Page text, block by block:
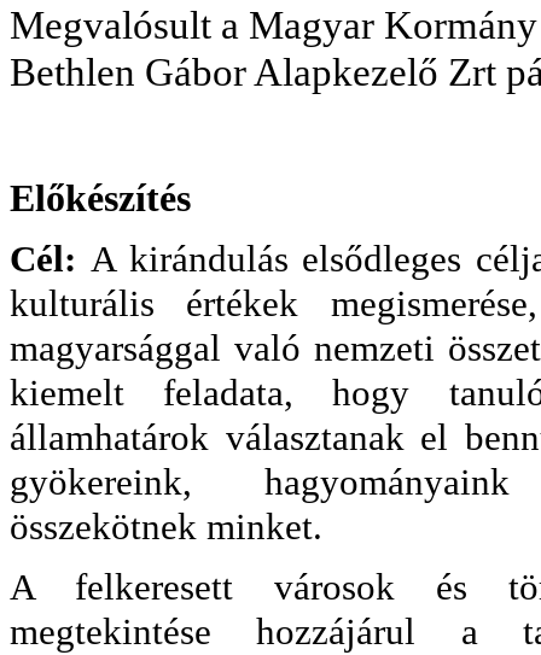
Megvalósult a Magyar
Bethlen Gábor Alapkezelő Zrt
Előkészítés
Cél: A kirándulás elsődleges
kulturális értékek
magyarsággal való nemzeti
kiemelt feladata, hogy
államhatárok választanak el
gyökereink,
összekötnek minket.
A felkeresett városok és
megtekintése hozzájárul a